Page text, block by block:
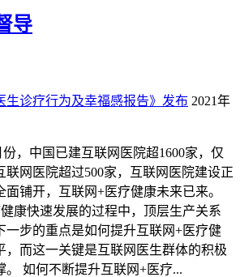
导
生诊疗行为及幸福感报告》发布 2021年
份，中国已建互联网医院超1600家，仅
联网医院超过500家，互联网医院建设正
面铺开，互联网+医疗健康未来已来。
康快速发展的过程中，顶层生产关系
一步的重点是如何提升互联网+医疗健
，而这一关键是互联网医生群体的积极
。 如何不断提升互联网+医疗...